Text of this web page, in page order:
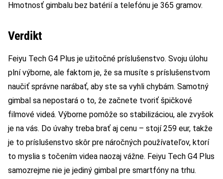
Hmotnosť gimbalu bez batérií a telefónu je 365 gramov.
Verdikt
Feiyu Tech G4 Plus je užitočné príslušenstvo. Svoju úlohu
plní výborne, ale faktom je, že sa musíte s príslušenstvom
naučiť správne narábať, aby ste sa vyhli chybám. Samotný
gimbal sa nepostará o to, že začnete tvoriť špičkové
filmové videá. Výborne pomôže so stabilizáciou, ale zvyšok
je na vás. Do úvahy treba brať aj cenu – stojí 259 eur, takže
je to príslušenstvo skôr pre náročných používateľov, ktorí
to myslia s točením videa naozaj vážne. Feiyu Tech G4 Plus
samozrejme nie je jediný gimbal pre smartfóny na trhu.